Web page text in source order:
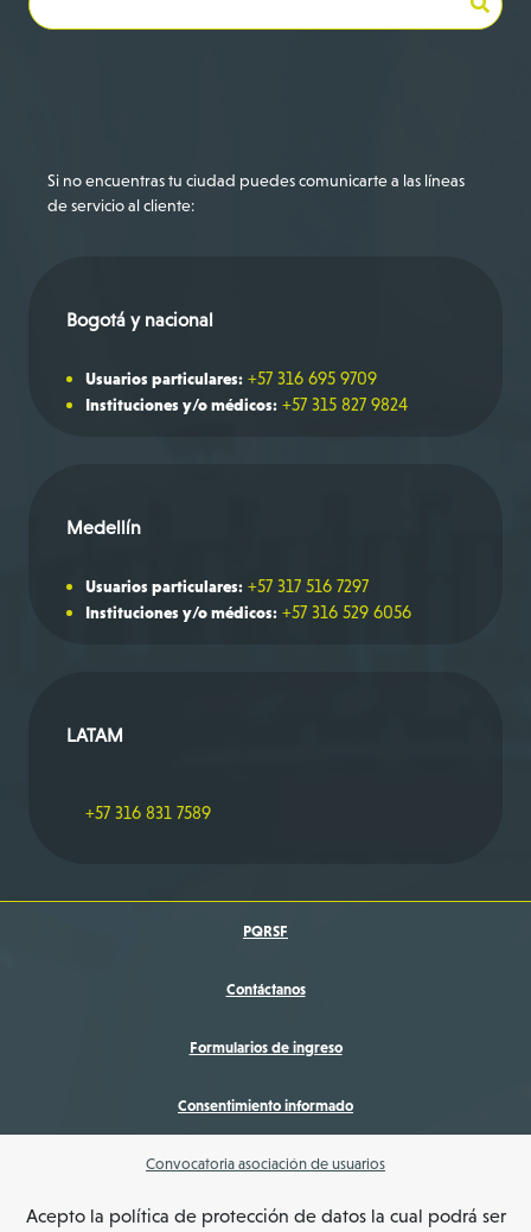
Si no encuentras tu ciudad puedes comunicarte a las líneas
de servicio al cliente:
Bogotá y nacional
Usuarios particulares: +57 316 695 9709
Instituciones y/o médicos: +57 315 827 9824
Medellín
Usuarios particulares: +57 317 516 7297
Instituciones y/o médicos: +57 316 529 6056
LATAM
+57 316 831 7589
PQRSF
Contáctanos
Formularios de ingreso
Consentimiento informado
Convocatoria asociación de usuarios
Acepto la política de protección de datos la cual podrá ser